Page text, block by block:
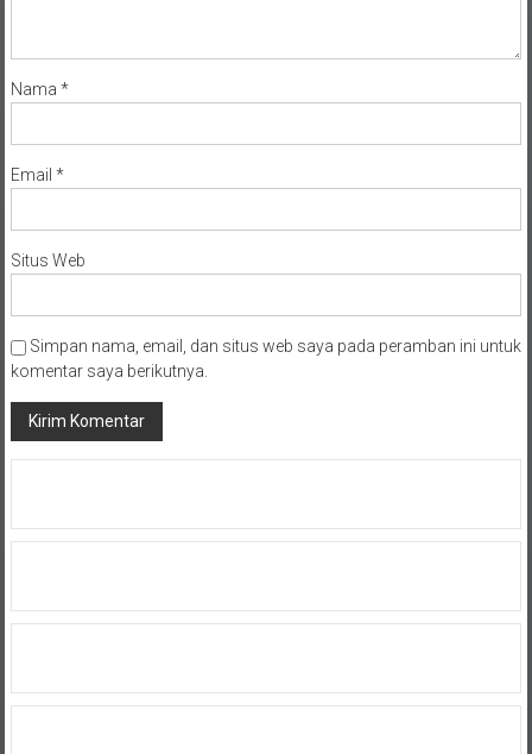
Nama *
Email *
Situs Web
Simpan nama, email, dan situs web saya pada peramban ini untuk
komentar saya berikutnya.